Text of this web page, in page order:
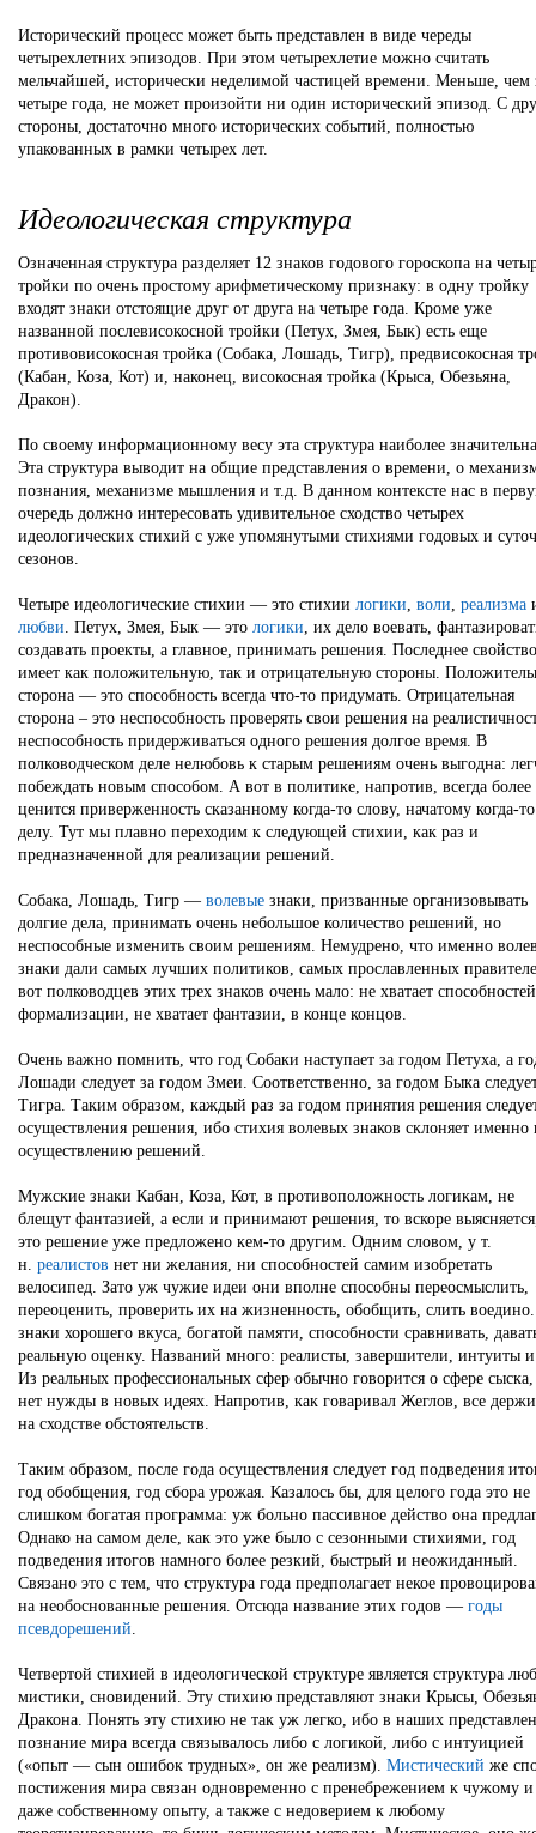
Исторический процесс может быть представлен в виде череды
четырехлетних эпизодов. При этом четырехлетие можно считать
мельчайшей, исторически неделимой частицей времени. Меньше, чем
четыре года, не может произойти ни один исторический эпизод. С
стороны, достаточно много исторических событий, полностью
упакованных в рамки четырех лет.
Идеологическая структура
Означенная структура разделяет 12 знаков годового гороскопа на
тройки по очень простому арифметическому признаку: в одну тройку
входят знаки отстоящие друг от друга на четыре года. Кроме уже
названной послевисокосной тройки (Петух, Змея, Бык) есть еще
противовисокосная тройка (Собака, Лошадь, Тигр), предвисокосная
(Кабан, Коза, Кот) и, наконец, високосная тройка (Крыса, Обезьяна,
Дракон).
По своему информационному весу эта структура наиболее
Эта структура выводит на общие представления о времени, о
познания, механизме мышления и т.д. В данном контексте нас в
очередь должно интересовать удивительное сходство четырех
идеологических стихий с уже упомянутыми стихиями годовых и
сезонов.
Четыре идеологические стихии — это стихии логики, воли, реализма
любви. Петух, Змея, Бык — это логики, их дело воевать,
создавать проекты, а главное, принимать решения. Последнее свойство
имеет как положительную, так и отрицательную стороны.
сторона — это способность всегда что-то придумать. Отрицательная
сторона – это неспособность проверять свои решения на
неспособность придерживаться одного решения долгое время. В
полководческом деле нелюбовь к старым решениям очень выгодна:
побеждать новым способом. А вот в политике, напротив, всегда более
ценится приверженность сказанному когда-то слову, начатому когда-то
делу. Тут мы плавно переходим к следующей стихии, как раз и
предназначенной для реализации решений.
Собака, Лошадь, Тигр — волевые знаки, призванные организовывать
долгие дела, принимать очень небольшое количество решений, но
неспособные изменить своим решениям. Немудрено, что именно
знаки дали самых лучших политиков, самых прославленных
вот полководцев этих трех знаков очень мало: не хватает
формализации, не хватает фантазии, в конце концов.
Очень важно помнить, что год Собаки наступает за годом Петуха, а
Лошади следует за годом Змеи. Соответственно, за годом Быка
Тигра. Таким образом, каждый раз за годом принятия решения
осуществления решения, ибо стихия волевых знаков склоняет именно
осуществлению решений.
Мужские знаки Кабан, Коза, Кот, в противоположность логикам, не
блещут фантазией, а если и принимают решения, то вскоре
это решение уже предложено кем-то другим. Одним словом, у т.
н. реалистов нет ни желания, ни способностей самим изобретать
велосипед. Зато уж чужие идеи они вполне способны переосмыслить,
переоценить, проверить их на жизненность, обобщить, слить
знаки хорошего вкуса, богатой памяти, способности сравнивать,
реальную оценку. Названий много: реалисты, завершители, интуиты
Из реальных профессиональных сфер обычно говорится о сфере сыска,
нет нужды в новых идеях. Напротив, как говаривал Жеглов, все
на сходстве обстоятельств.
Таким образом, после года осуществления следует год подведения
год обобщения, год сбора урожая. Казалось бы, для целого года это не
слишком богатая программа: уж больно пассивное действо она
Однако на самом деле, как это уже было с сезонными стихиями, год
подведения итогов намного более резкий, быстрый и неожиданный.
Связано это с тем, что структура года предполагает некое
на необоснованные решения. Отсюда название этих годов — годы
псевдорешений.
Четвертой стихией в идеологической структуре является структура
мистики, сновидений. Эту стихию представляют знаки Крысы,
Дракона. Понять эту стихию не так уж легко, ибо в наших
познание мира всегда связывалось либо с логикой, либо с интуицией
(«опыт — сын ошибок трудных», он же реализм). Мистический же
постижения мира связан одновременно с пренебрежением к чужому и
даже собственному опыту, а также с недоверием к любому